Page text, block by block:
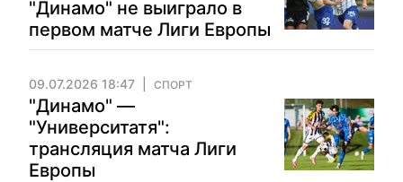
"Динамо" не выиграло в
первом матче Лиги Европы
09.07.2026 18:47 СПОРТ
"Динамо" —
"Университатя":
трансляция матча Лиги
Европы